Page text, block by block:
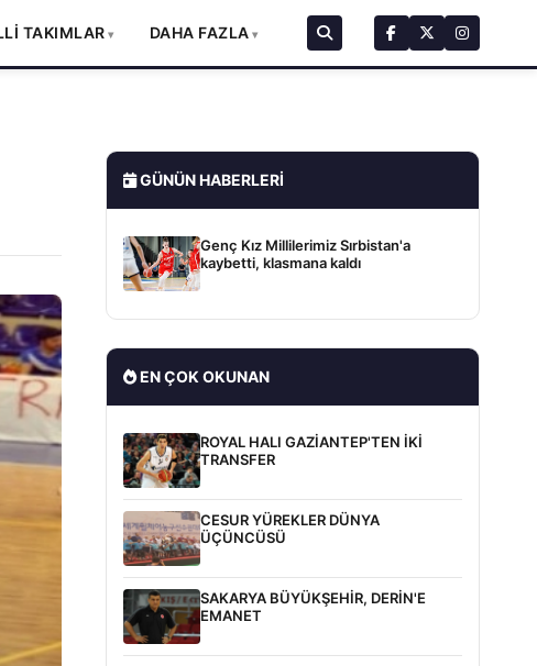
TAKIMLAR DAHA FAZLA
GÜNÜN HABERLERI
Genç Kız Millilerimiz Sırbistan'a
kaybetti, klasmana kaldı
EN ÇOK OKUNAN
ROYAL HALI GAZİANTEP'TEN İKİ
TRANSFER
CESUR YÜREKLER DÜNYA
ÜÇÜNCÜSÜ
SAKARYA BÜYÜKŞEHİR, DERİN'E
EMANET